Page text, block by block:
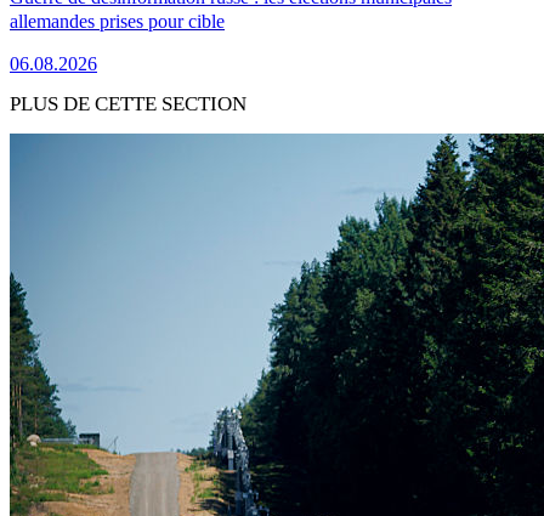
allemandes prises pour cible
06.08.2026
PLUS DE CETTE SECTION